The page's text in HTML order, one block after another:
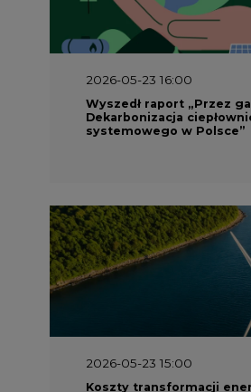
2026-05-23 16:00
Wyszedł raport „Przez
Dekarbonizacja
systemowego w Polsce”
2026-05-23 15:00
Koszty transformacji